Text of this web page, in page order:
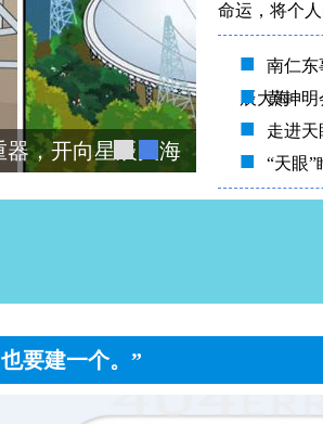
视频丨首
命运，将个
■
南仁东
辰大海
■ 黄坤明
■ 走进天
■ “天眼”
要建一个。”